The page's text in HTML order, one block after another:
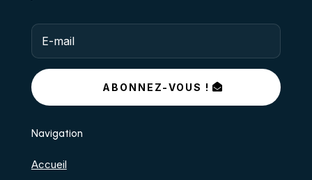
ABONNEZ-VOUS !
Navigation
Accueil